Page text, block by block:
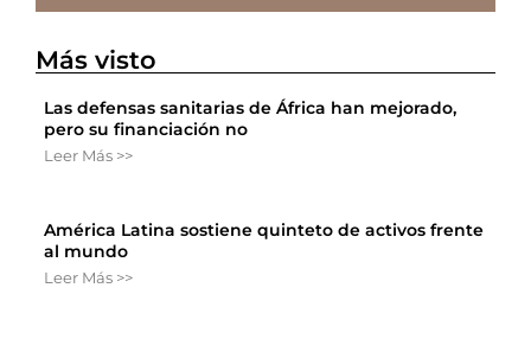
Más visto
Las defensas sanitarias de África han mejorado,
pero su financiación no
Leer Más >>
América Latina sostiene quinteto de activos frente
al mundo
Leer Más >>